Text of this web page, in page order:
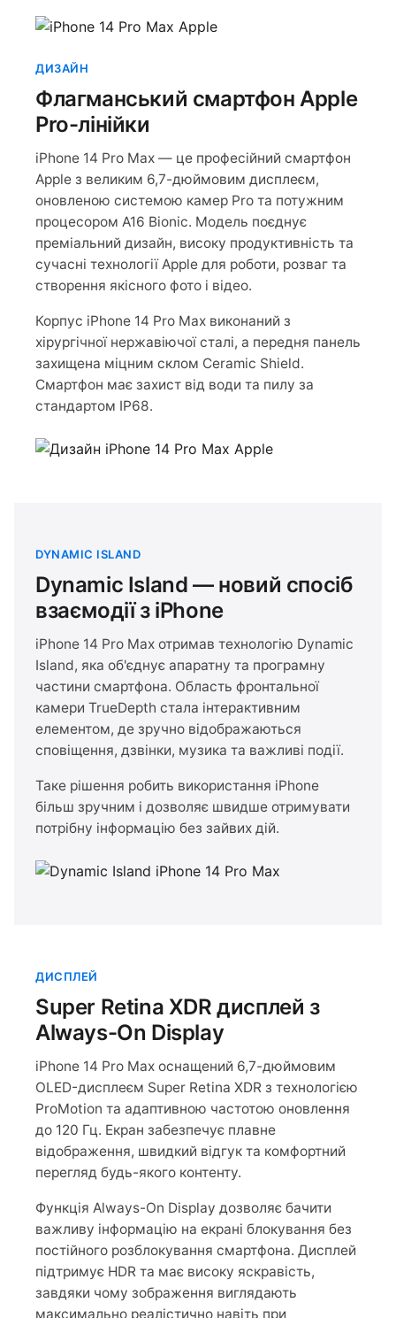
ДИЗАЙН
Флагманський смартфон Apple
Pro-лінійки
iPhone 14 Pro Max — це професійний смартфон
Apple з великим 6,7-дюймовим дисплеєм,
оновленою системою камер Pro та потужним
процесором A16 Bionic. Модель поєднує
преміальний дизайн, високу продуктивність та
сучасні технології Apple для роботи, розваг та
створення якісного фото і відео.
Корпус iPhone 14 Pro Max виконаний з
хірургічної нержавіючої сталі, а передня панель
захищена міцним склом Ceramic Shield.
Смартфон має захист від води та пилу за
стандартом IP68.
DYNAMIC ISLAND
Dynamic Island — новий спосіб
взаємодії з iPhone
iPhone 14 Pro Max отримав технологію Dynamic
Island, яка об'єднує апаратну та програмну
частини смартфона. Область фронтальної
камери TrueDepth стала інтерактивним
елементом, де зручно відображаються
сповіщення, дзвінки, музика та важливі події.
Таке рішення робить використання iPhone
більш зручним і дозволяє швидше отримувати
потрібну інформацію без зайвих дій.
ДИСПЛЕЙ
Super Retina XDR дисплей з
Always-On Display
iPhone 14 Pro Max оснащений 6,7-дюймовим
OLED-дисплеєм Super Retina XDR з технологією
ProMotion та адаптивною частотою оновлення
до 120 Гц. Екран забезпечує плавне
відображення, швидкий відгук та комфортний
перегляд будь-якого контенту.
Функція Always-On Display дозволяє бачити
важливу інформацію на екрані блокування без
постійного розблокування смартфона. Дисплей
підтримує HDR та має високу яскравість,
завдяки чому зображення виглядають
максимально реалістично навіть при